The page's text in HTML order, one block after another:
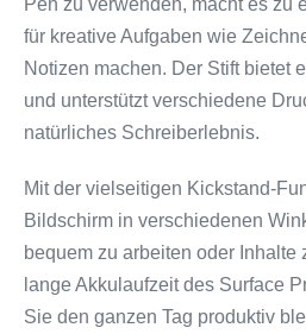
Pen zu verwenden, macht es zu
für kreative Aufgaben wie
Notizen machen. Der Stift bietet
und unterstützt verschiedene
natürliches Schreiberlebnis.
Mit der vielseitigen Kickstand-
Bildschirm in verschiedenen
bequem zu arbeiten oder Inhalte
lange Akkulaufzeit des Surface
Sie den ganzen Tag produktiv